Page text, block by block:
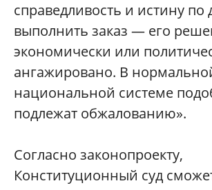
справедливость и истину по
выполнить заказ — его
экономически или
ангажировано. В
национальной системе
подлежат обжалованию».
Согласно законопроекту,
Конституционный суд